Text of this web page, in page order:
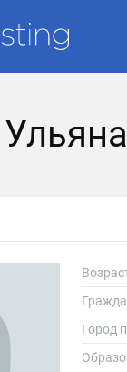
Город